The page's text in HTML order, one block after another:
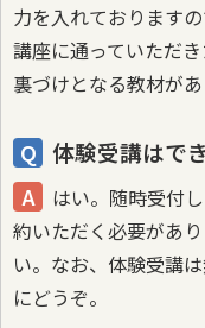
力を入れております
講座に通っていただ
裏づけとなる教材があ
体験受講はで
はい。随時受付
約いただく必要があ
い。なお、体験受講
にどうぞ。